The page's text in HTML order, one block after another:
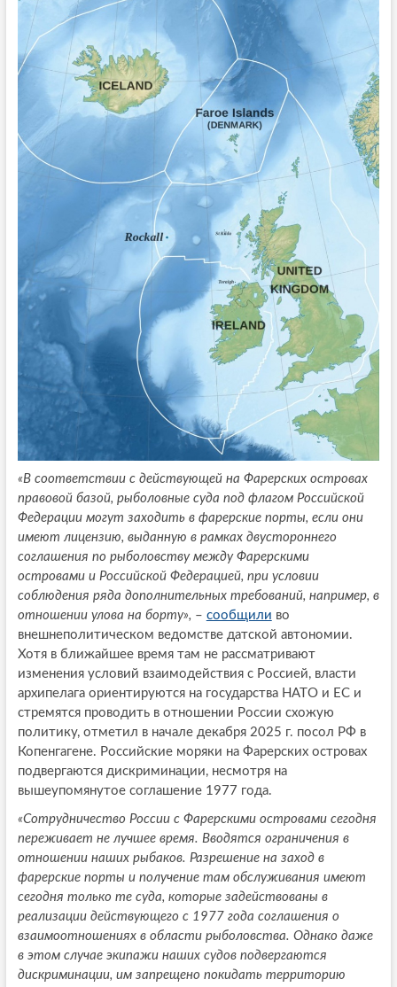
«В соответствии с действующей на Фарерских островах
правовой базой, рыболовные суда под флагом Российской
Федерации могут заходить в фарерские порты, если они
имеют лицензию, выданную в рамках двустороннего
соглашения по рыболовству между Фарерскими
островами и Российской Федерацией, при условии
соблюдения ряда дополнительных требований, например, в
отношении улова на борту», – сообщили во
внешнеполитическом ведомстве датской автономии.
Хотя в ближайшее время там не рассматривают
изменения условий взаимодействия с Россией, власти
архипелага ориентируются на государства НАТО и ЕС и
стремятся проводить в отношении России схожую
политику, отметил в начале декабря 2025 г. посол РФ в
Копенгагене. Российские моряки на Фарерских островах
подвергаются дискриминации, несмотря на
вышеупомянутое соглашение 1977 года.
«Сотрудничество России с Фарерскими островами сегодня
переживает не лучшее время. Вводятся ограничения в
отношении наших рыбаков. Разрешение на заход в
фарерские порты и получение там обслуживания имеют
сегодня только те суда, которые задействованы в
реализации действующего с 1977 года соглашения о
взаимоотношениях в области рыболовства. Однако даже
в этом случае экипажи наших судов подвергаются
дискриминации, им запрещено покидать территорию